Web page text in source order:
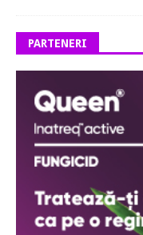
PARTENERI